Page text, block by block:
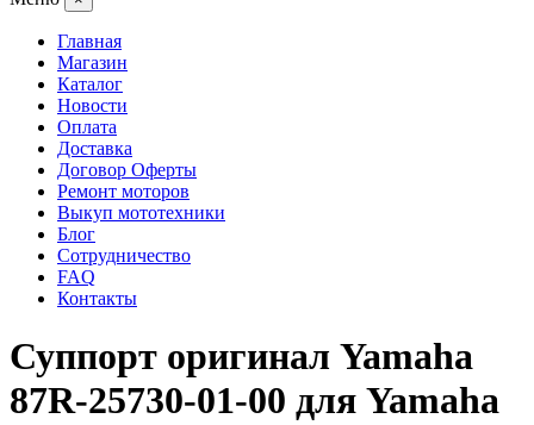
Главная
Магазин
Каталог
Новости
Оплата
Доставка
Договор Оферты
Ремонт моторов
Выкуп мототехники
Блог
Сотрудничество
FAQ
Контакты
Суппорт оригинал Yamaha
87R-25730-01-00 для Yamaha